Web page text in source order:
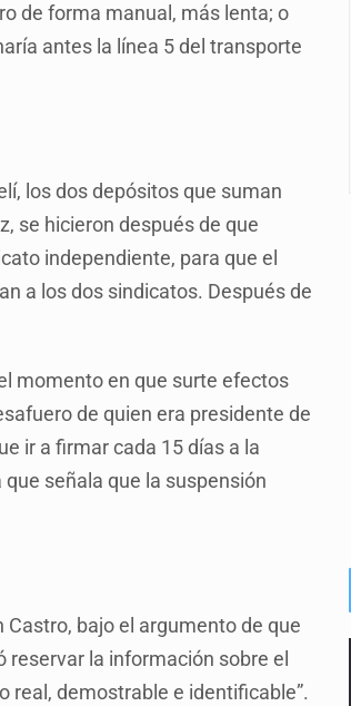
de forma manual, más lenta; o
antes la línea 5 del transporte
los dos depósitos que suman
se hicieron después de que
independiente, para que el
a los dos sindicatos. Después de
momento en que surte efectos
de quien era presidente de
ir a firmar cada 15 días a la
señala que la suspensión
bajo el argumento de que
la información sobre el
real, demostrable e identificable”.